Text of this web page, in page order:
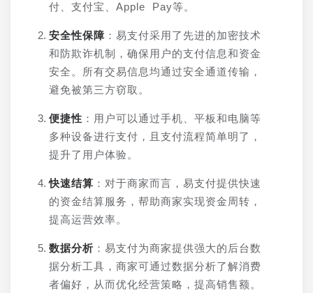
付、支付宝、Apple Pay等。
安全性保障 ：易支付采用了先进的加密技术
和防欺诈机制，确保用户的支付信息和资金
安全。所有交易信息均通过安全通道传输，
避免被第三方窃取。
便捷性 ：用户可以通过手机、平板和电脑等
多种设备进行支付，且支付流程简单明了，
提升了用户体验。
快速结算 ：对于商家而言，易支付提供快速
的资金结算服务，帮助商家实现资金周转，
提高运营效率。
数据分析 ：易支付为商家提供强大的后台数
据分析工具，商家可通过数据分析了解消费
者偏好，从而优化经营策略，提高销售额。